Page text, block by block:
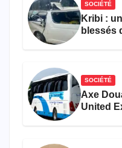
SOCIÉTÉ
Kribi :
blessés
SOCIÉTÉ
Axe
United